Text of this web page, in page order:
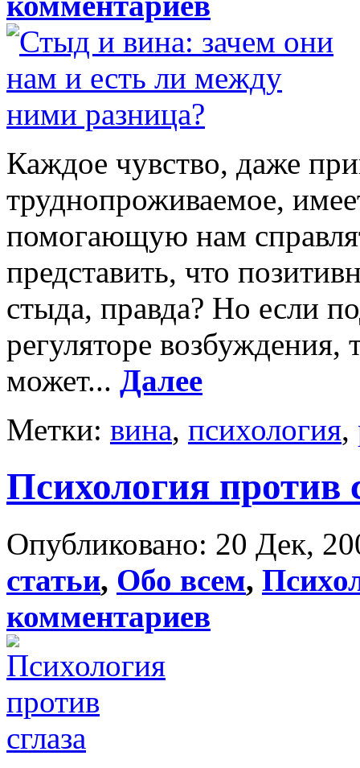
Каждое чувство, даже
труднопроживаемое,
помогающую нам
представить, что
стыда, правда? Но если
регуляторе возбуждения,
может... Далее
Метки: вина, психология,
Психология против
Опубликовано: 20 Дек,
статьи, Обо всем,
комментариев